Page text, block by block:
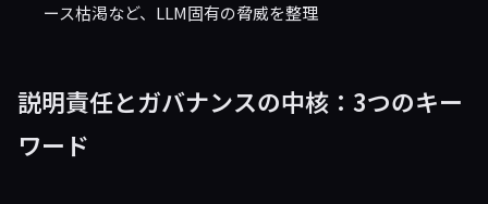
ース枯渇など、LLM固有の脅威を整理
説明責任とガバナンスの中核：3つのキー
ワード